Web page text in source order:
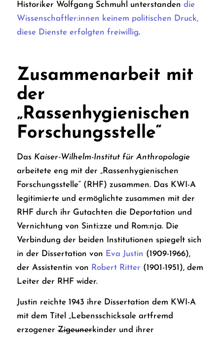
Historiker Wolfgang Schmuhl unterstanden die
Wissenschaftler:innen keinem politischen Druck,
diese Dienste erfolgten freiwillig.
Zusammenarbeit mit
der
„Rassenhygienischen
Forschungsstelle“
Das Kaiser-Wilhelm-Institut für Anthropologie
arbeitete eng mit der „Rassenhygienischen
Forschungsstelle“ (RHF) zusammen. Das KWI-A
legitimierte und ermöglichte zusammen mit der
RHF durch ihr Gutachten die Deportation und
Vernichtung von Sinti:zze und Rom:nja. Die
Verbindung der beiden Institutionen spiegelt sich
in der Dissertation von Eva Justin (1909-1966),
der Assistentin von Robert Ritter (1901-1951), dem
Leiter der RHF wider.
Justin reichte 1943 ihre Dissertation dem KWI-A
mit dem Titel „Lebensschicksale artfremd
erzogenerZigeunerkinder und ihrer